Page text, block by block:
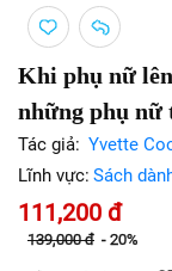
Khi phụ nữ
những phụ nữ
Tác giả: Yvette
Lĩnh vực: Sách
111,200 đ
139,000 đ - 20%